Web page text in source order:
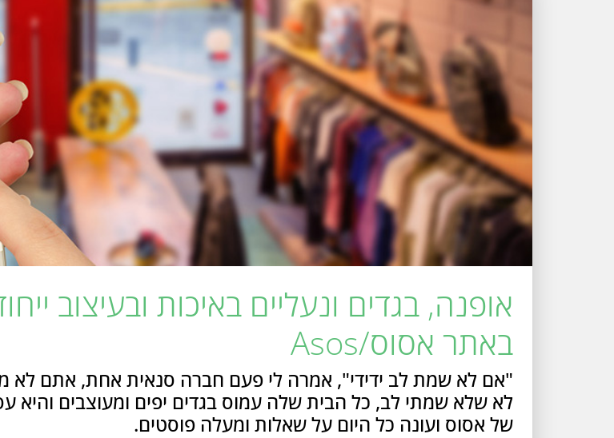
אופנה, בגדים ונעליים באיכות ובעיצוב
באתר אסוס/Asos
"אם לא שמת לב ידידי", אמרה לי פעם חברה סנאית אחת, אתם לא
של אסוס ועונה כל היום על שאלות ומעלה פוסטים.